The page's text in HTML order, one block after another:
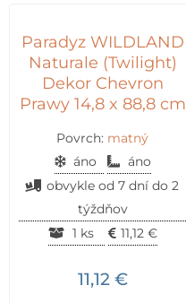
Paradyz WILDLAND
Naturale (Twilight)
Dekor Chevron
Prawy 14,8 x 88,8 cm
Povrch: matný
áno
áno
obvykle od 7 dní do 2
týždňov
1 ks
11,12 €
11,12 €